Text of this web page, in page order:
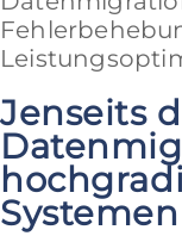
Jenseits
Systemen